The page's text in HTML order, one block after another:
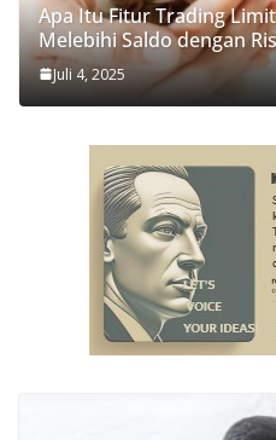
Apa Itu Fitur Trading
Melebihi Saldo dengan
Juli 4, 2025